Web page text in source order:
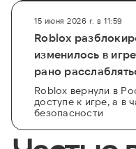
15 июня 2026 г. в 11:59
Roblox
изменилось в
рано
Roblox вернули в
доступе к игре, а в
безопасности